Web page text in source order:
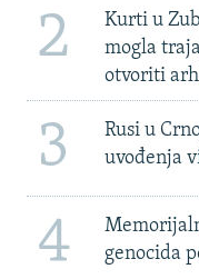
2
Kurti u
mogla
otvoriti
3
Rusi u
uvođenja
4
genocida